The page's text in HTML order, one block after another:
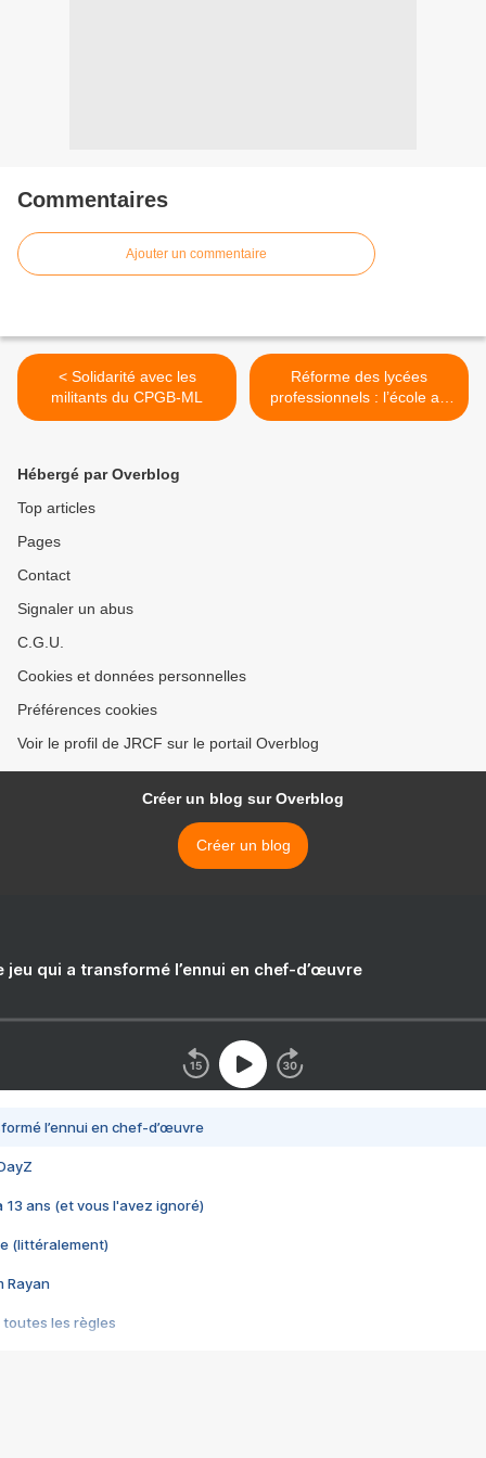
Commentaires
Ajouter un commentaire
< Solidarité avec les
militants du CPGB-ML
Réforme des lycées
professionnels : l’école au
service du capital >
Hébergé par Overblog
Top articles
Pages
Contact
Signaler un abus
C.G.U.
Cookies et données personnelles
Préférences cookies
Voir le profil de JRCF sur le portail Overblog
Créer un blog sur Overblog
Créer un blog
jeu qui a transformé l’ennui en chef-d’œuvre
l’ennui en chef-d’œuvre
13 ans (et vous l'avez ignoré)
(littéralement)
Rayan
toutes les règles